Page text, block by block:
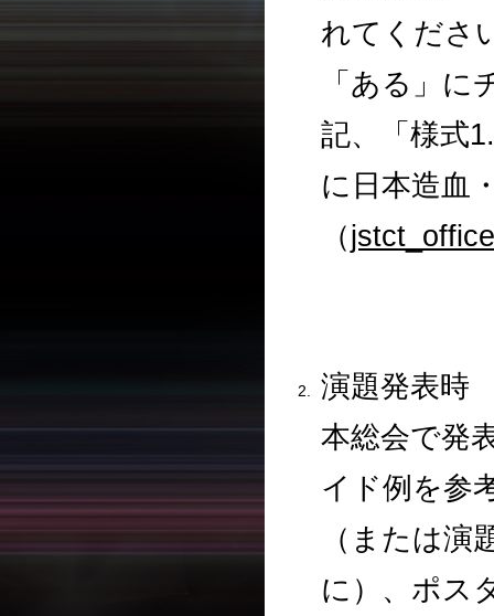
れてくださ
「ある」
記、「様式
に日本造血
（
演題発表時
本総会で発
イド例を参
（または
に）、ポス